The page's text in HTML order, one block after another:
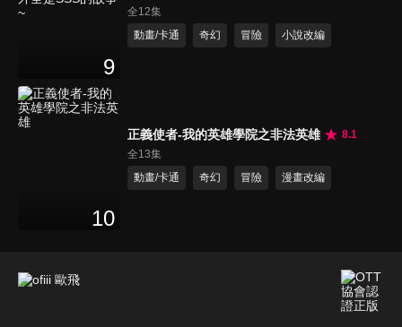
9
SSS的故事~
全12集
動畫/卡通
奇幻 冒險 小說改編
10
正義使者-我的英雄學院之非法英雄
8.1
全13集
動畫/卡通
奇幻 冒險 漫畫改編